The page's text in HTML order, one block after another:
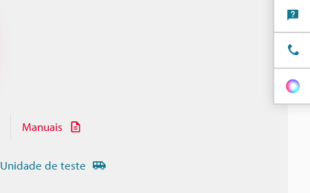
Manuais
Unidade de teste